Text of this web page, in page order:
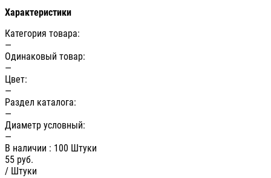
Характеристики
Категория товара:
—
Одинаковый товар:
—
Цвет:
—
Раздел каталога:
—
Диаметр условный:
—
В наличии : 100 Штуки
55 руб.
/ Штуки